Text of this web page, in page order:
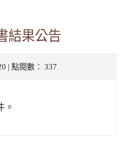
結果公告
| 點閱數： 337
。